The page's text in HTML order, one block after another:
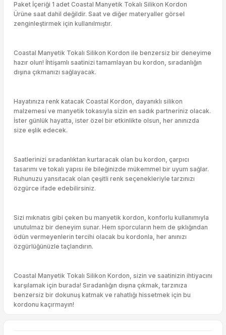
Paket İçeriği 1 adet Coastal Manyetik Tokalı Silikon Kordon
Ürüne saat dahil değildir. Saat ve diğer materyaller görsel
zenginleştirmek için kullanılmıştır.
Coastal Manyetik Tokalı Silikon Kordon ile benzersiz bir deneyime
hazır olun! İhtişamlı saatinizi tamamlayan bu kordon, sıradanlığın
dışına çıkmanızı sağlayacak.
Hayatınıza renk katacak Coastal Kordon, dayanıklı silikon
malzemesi ve manyetik tokasıyla sizin en sadık partneriniz olacak.
İster günlük hayatta, ister özel bir etkinlikte olsun, her anınızda
size eşlik edecek.
Saatlerinizi sıradanlıktan kurtaracak olan bu kordon, çarpıcı
tasarımı ve tokalı yapısı ile bileğinizde mükemmel bir uyum sağlar.
Ruhunuzu yansıtacak olan çeşitli renk seçenekleriyle tarzınızı
özgürce ifade edebilirsiniz.
Sizi mıknatıs gibi çeken bu manyetik kordon, konforlu kullanımıyla
unutulmaz bir deneyim sunar. Hem sporcuların hem de şıklığından
ödün vermeyenlerin tercihi olacak bu kordonla, her anınızı
özgürlüğünüzle taçlandırın.
Coastal Manyetik Tokalı Silikon Kordon, sizin ve saatinizin ihtiyacını
karşılamak için burada! Sıradanlığın dışına çıkmak, tarzınıza
benzersiz bir dokunuş katmak ve rahatlığı hissetmek için bu
kordonu kaçırmayın!